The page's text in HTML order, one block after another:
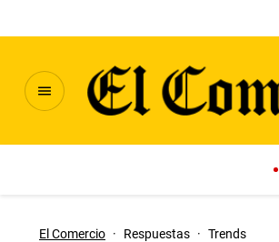
El Comercio · Respuestas · Trends